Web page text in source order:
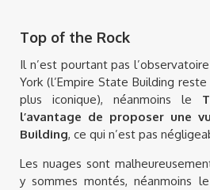
Top of the Rock
Il n’est pourtant pas
York (l’Empire State Building
plus iconique), néanmoins le
l’avantage de proposer une
Building, ce qui n’est pas
Les nuages sont
y sommes montés, néanmoins